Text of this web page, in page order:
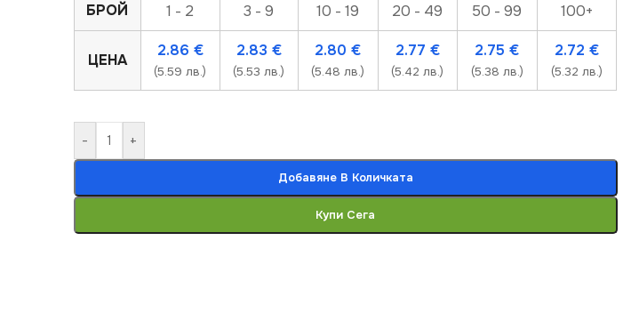
БРОЙ 1 - 2 3 - 9 10 - 19 20 - 49 50 - 99 100+
ЦЕНА
2.86 €
(5.59 лв.)
2.83 €
(5.53 лв.)
2.80€
(5.48 лв.)
2.77 €
(5.42 лв.)
2.75€
(5.38 лв.)
2.72 €
(5.32 лв.)
- +
Добавяне В Количката
Купи Сега